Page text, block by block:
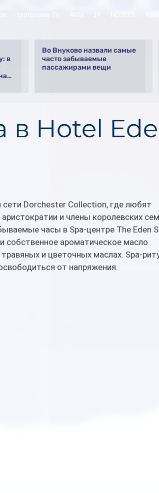
в
Во Внуково назвали самые
часто забываемые
пассажирами вещи
в Hotel
Dorchester Collection, где любят
и члены королевских
часы в Spa-центре The Eden
ароматическое масло
и цветочных маслах. Spa-
от напряжения.